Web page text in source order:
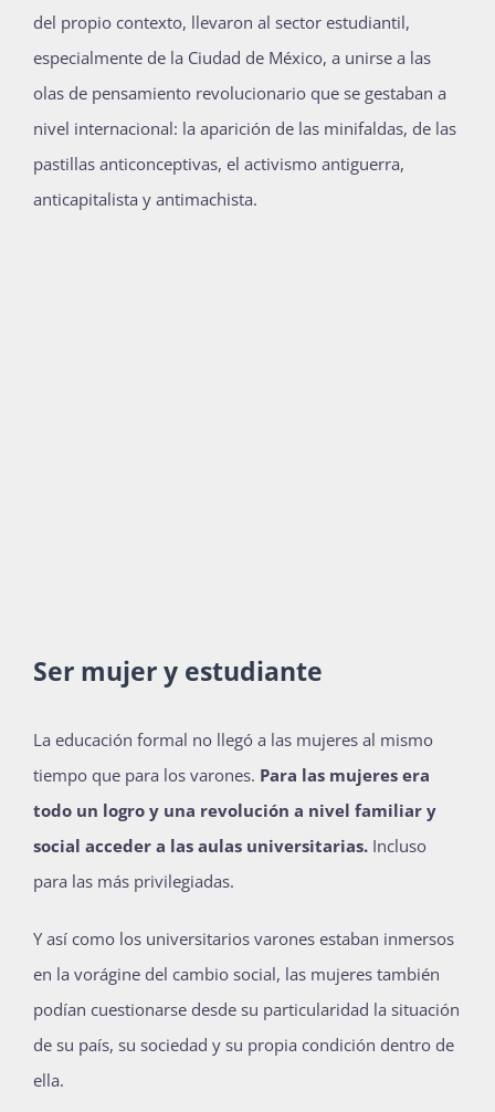
del propio contexto, llevaron al sector estudiantil,
especialmente de la Ciudad de México, a unirse a las
olas de pensamiento revolucionario que se gestaban a
nivel internacional: la aparición de las minifaldas, de las
pastillas anticonceptivas, el activismo antiguerra,
anticapitalista y antimachista.
Ser mujer y estudiante
La educación formal no llegó a las mujeres al mismo
tiempo que para los varones. Para las mujeres era
todo un logro y una revolución a nivel familiar y
social acceder a las aulas universitarias. Incluso
para las más privilegiadas.
Y así como los universitarios varones estaban inmersos
en la vorágine del cambio social, las mujeres también
podían cuestionarse desde su particularidad la situación
de su país, su sociedad y su propia condición dentro de
ella.